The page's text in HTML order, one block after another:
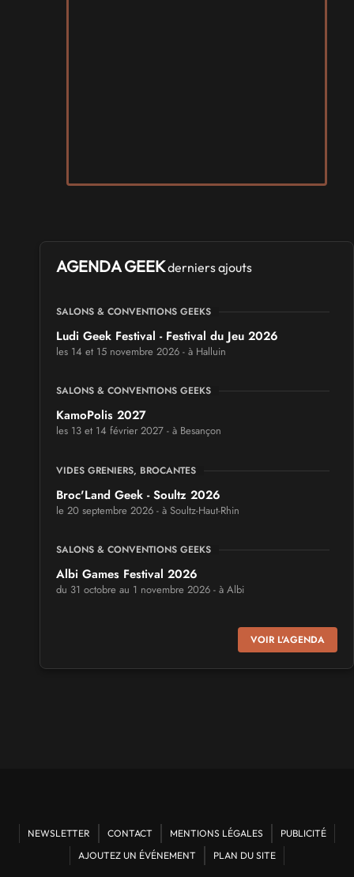
AGENDA GEEKderniers ajouts
SALONS & CONVENTIONS GEEKS
Ludi Geek Festival - Festival du Jeu 2026
les 14 et 15 novembre 2026 - à Halluin
SALONS & CONVENTIONS GEEKS
KamoPolis 2027
les 13 et 14 février 2027 - à Besançon
VIDES GRENIERS, BROCANTES
Broc'Land Geek - Soultz 2026
le 20 septembre 2026 - à Soultz-Haut-Rhin
SALONS & CONVENTIONS GEEKS
Albi Games Festival 2026
du 31 octobre au 1 novembre 2026 - à Albi
Virtual Calais - salon du jeu vidéo et des loisirs
numériques 2026
Mang'Azur 2027
les 24 et 25 avril 2027 - à Toulon
VOIR L'AGENDA
NEWSLETTER CONTACT MENTIONS LÉGALES
PUBLICITÉ
AJOUTEZ UN ÉVÉNEMENT
PLAN DU SITE